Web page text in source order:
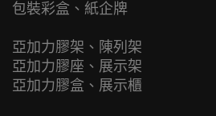
包裝彩盒、紙企牌
亞加力膠架、陳列架
亞加力膠座、展示架
亞加力膠盒、展示櫃